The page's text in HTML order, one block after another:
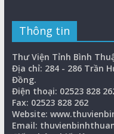
Thông tin
Thư Viện Tỉnh Bình
Địa chỉ: 284 - 286 Trần
Đồng.
Điện thoại: 02523 828
Fax: 02523 828 262
Website:
Email: